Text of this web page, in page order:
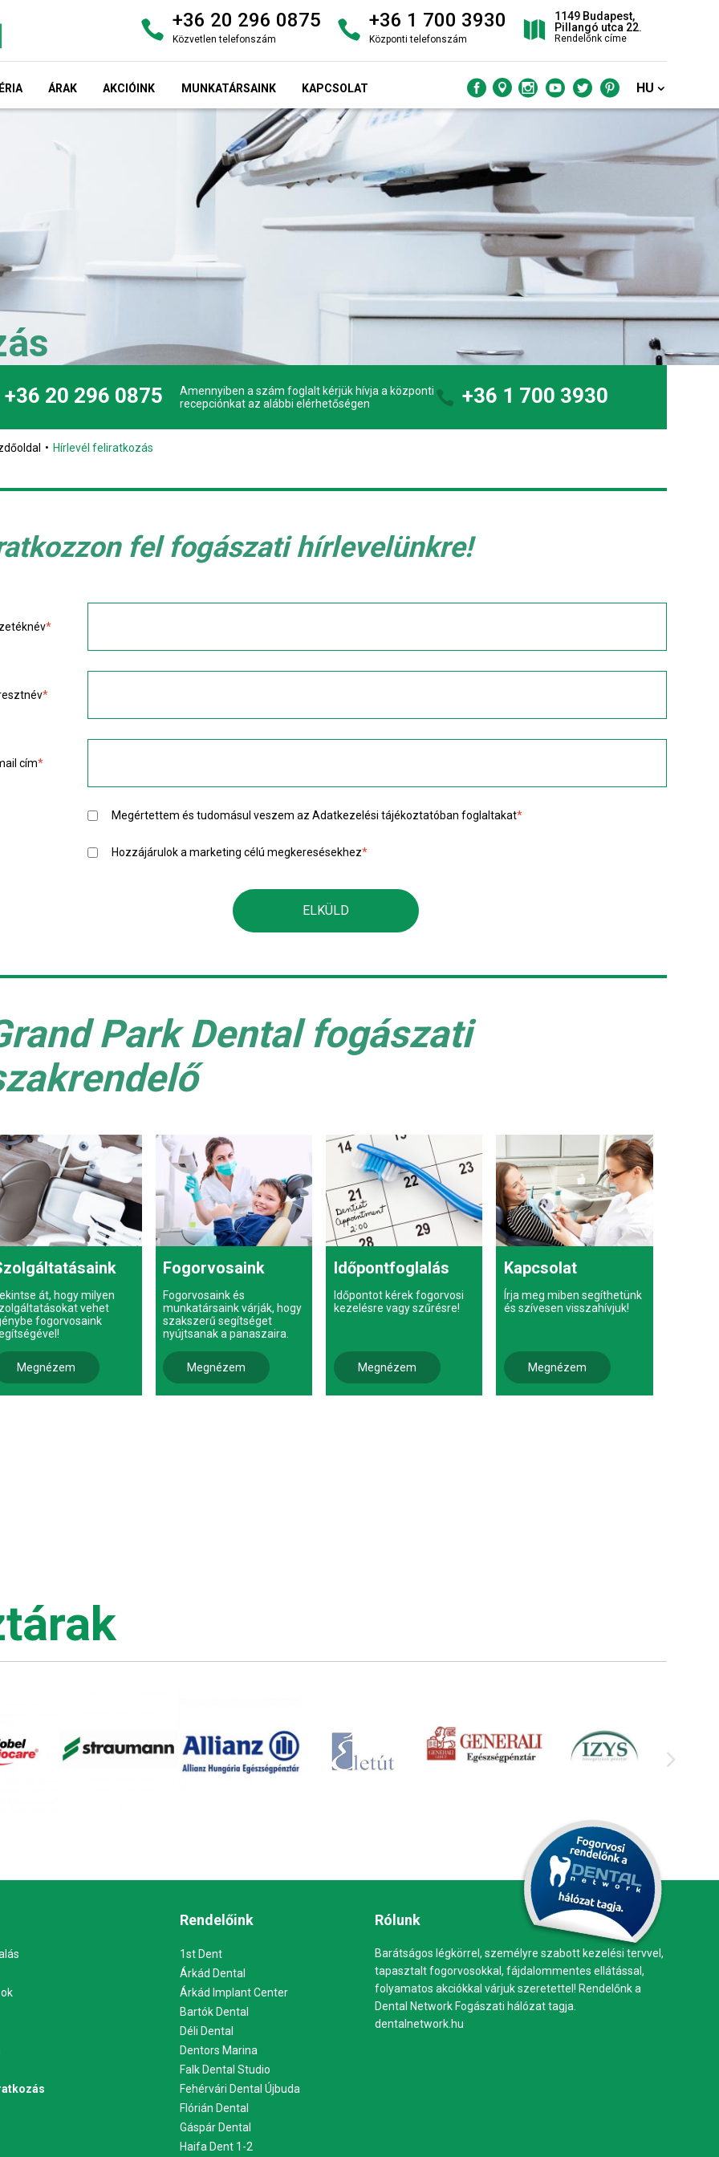
+36 20 296 0875
Közvetlen telefonszám
+36 1 700 3930
Központi telefonszám
1149 Budapest,
Pillangó utca 22.
Rendelőnk címe
ÁRAK AKCIÓINK MUNKATÁRSAINK KAPCSOLAT HU
+36 20 296 0875
Amennyiben a szám foglalt kérjük hívja a központi
recepciónkat az alábbi elérhetőségen
+36 1 700 3930
Hírlevél feliratkozás
fel fogászati hírlevelünkre!
*
*
cím*
Megértettem és tudomásul veszem az Adatkezelési tájékoztatóban foglaltakat*
Hozzájárulok a marketing célú megkeresésekhez*
Park Dental fogászati
át, hogy milyen
vehet
fogorvosaink
Megnézem
Fogorvosaink
Fogorvosaink és
munkatársaink várják, hogy
szakszerű segítséget
nyújtsanak a panaszaira.
Megnézem
Időpontfoglalás
Időpontot kérek fogorvosi
kezelésre vagy szűrésre!
Megnézem
Kapcsolat
Írja meg miben segíthetünk
és szívesen visszahívjuk!
Megnézem
Rendelőink
1st Dent
Árkád Dental
Árkád Implant Center
Bartók Dental
Déli Dental
Dentors Marina
Falk Dental Studio
Fehérvári Dental Újbuda
Flórián Dental
Gáspár Dental
Haifa Dent 1-2
Rólunk
Barátságos légkörrel, személyre szabott kezelési tervvel,
tapasztalt fogorvosokkal, fájdalommentes ellátással,
folyamatos akciókkal várjuk szeretettel! Rendelőnk a
Dental Network Fogászati hálózat tagja.
dentalnetwork.hu